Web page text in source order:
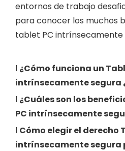
entornos de trabajo
para conocer los muchos
tablet PC intrínsecamente
l ¿Cómo funciona un
intrínsecamente segura
l ¿Cuáles son los
PC intrínsecamente
l Cómo elegir el derecho
intrínsecamente segura